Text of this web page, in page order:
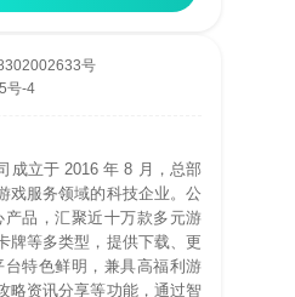
号
号-4
成立于 2016 年 8 月，总部
戏服务领域的科技企业。公
产品，汇聚近十万款多元游
牌等多类型，提供下载、更
特色鲜明，兼具高福利游
略资讯分享等功能，通过智